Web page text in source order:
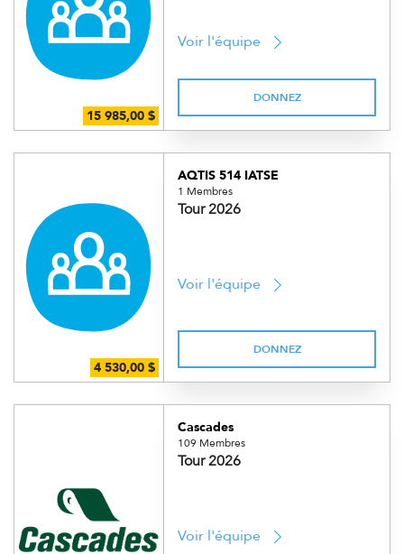
Voir l'équipe
DONNEZ
AQTIS 514 IATSE
1 Membres
Tour 2026
Voir l'équipe
DONNEZ
Cascades
109 Membres
Tour 2026
Voir l'équipe